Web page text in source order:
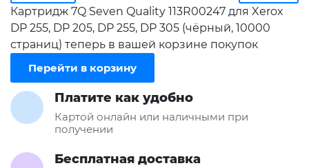
Картридж 7Q Seven Quality 113R00247 для Xerox
DP 255, DP 205, DP 255, DP 305 (чёрный, 10000
страниц) теперь в вашей корзине покупок
Перейти в корзину
Платите как удобно
Картой онлайн или наличными при
получении
Бесплатная доставка